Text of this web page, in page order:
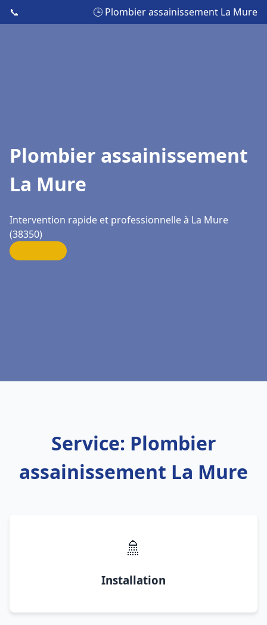
📞 🕒 Plombier assainissement La Mure
Plombier assainissement
La Mure
Intervention rapide et professionnelle à La Mure
(38350)
Service: Plombier
assainissement La Mure
🚿
Installation